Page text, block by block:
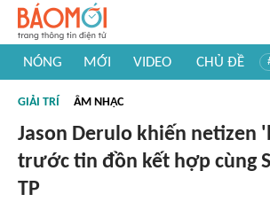
NÓNG MỚI VIDEO CHỦ ĐỀ
#Khám phá thế giới
GIẢI TRÍ ÂM NHẠC
Jason Derulo khiến netizen
trước tin đồn kết hợp cùng
TP